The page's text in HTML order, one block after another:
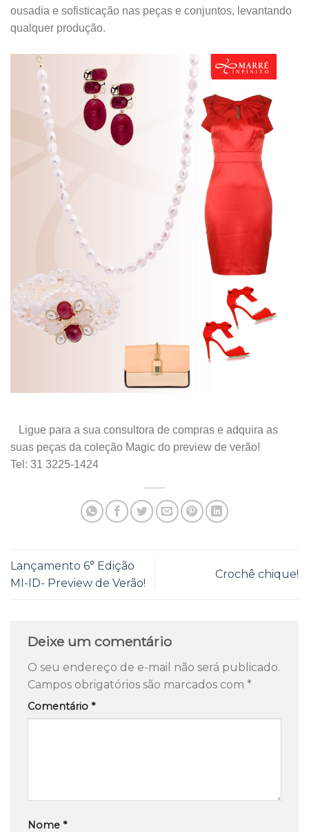
ousadia e sofisticação nas peças e conjuntos, levantando
qualquer produção.
Ligue para a sua consultora de compras e adquira as
suas peças da coleção Magic do preview de verão!
Tel: 31 3225-1424
Lançamento 6° Edição
MI-ID- Preview de Verão!
Crochê chique!
Deixe um comentário
O seu endereço de e-mail não será publicado.
Campos obrigatórios são marcados com *
Comentário *
Nome *